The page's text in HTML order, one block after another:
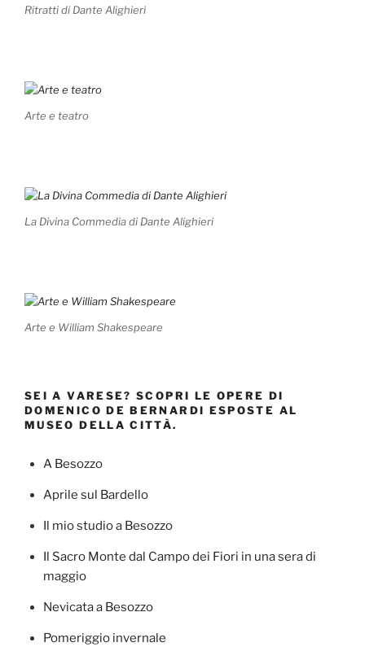
Ritratti di Dante Alighieri
Arte e teatro
La Divina Commedia di Dante Alighieri
Arte e William Shakespeare
SEI A VARESE? SCOPRI LE OPERE DI
DOMENICO DE BERNARDI ESPOSTE AL
MUSEO DELLA CITTÀ.
A Besozzo
Aprile sul Bardello
Il mio studio a Besozzo
Il Sacro Monte dal Campo dei Fiori in una sera di
maggio
Nevicata a Besozzo
Pomeriggio invernale